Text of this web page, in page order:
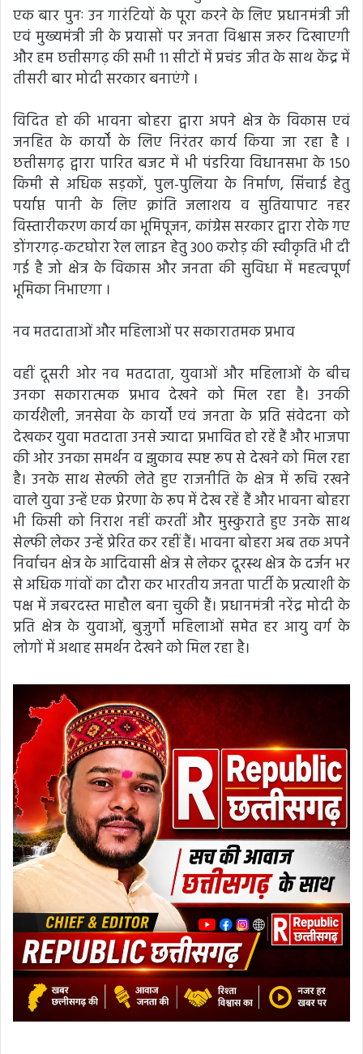
एक बार पुनः उन गारंटियों के पूरा करने के लिए प्रधानमंत्री जी
एवं मुख्यमंत्री जी के प्रयासों पर जनता विश्वास जरुर दिखाएगी
और हम छत्तीसगढ़ की सभी 11 सीटों में प्रचंड जीत के साथ केंद्र में
तीसरी बार मोदी सरकार बनाएंगे ।
विदित हो की भावना बोहरा द्वारा अपने क्षेत्र के विकास एवं
जनहित के कार्यों के लिए निरंतर कार्य किया जा रहा है l
छत्तीसगढ़ द्वारा पारित बजट में भी पंडरिया विधानसभा के 150
किमी से अधिक सड़कों, पुल-पुलिया के निर्माण, सिंचाई हेतु
पर्याप्त पानी के लिए क्रांति जलाशय व सुतियापाट नहर
विस्तारीकरण कार्य का भूमिपूजन, कांग्रेस सरकार द्वारा रोके गए
डोंगरगढ़-कटघोरा रेल लाइन हेतु 300 करोड़ की स्वीकृति भी दी
गई है जो क्षेत्र के विकास और जनता की सुविधा में महत्वपूर्ण
भूमिका निभाएगा ।
नव मतदाताओं और महिलाओं पर सकारातमक प्रभाव
वहीं दूसरी ओर नव मतदाता, युवाओं और महिलाओं के बीच
उनका सकारात्मक प्रभाव देखने को मिल रहा है। उनकी
कार्यशैली, जनसेवा के कार्यों एवं जनता के प्रति संवेदना को
देखकर युवा मतदाता उनसे ज्यादा प्रभावित हो रहें हैं और भाजपा
की ओर उनका समर्थन व झुकाव स्पष्ट रूप से देखने को मिल रहा
है। उनके साथ सेल्फी लेते हुए राजनीति के क्षेत्र में रूचि रखने
वाले युवा उन्हें एक प्रेरणा के रूप में देख रहें हैं और भावना बोहरा
भी किसी को निराश नहीं करतीं और मुस्कुराते हुए उनके साथ
सेल्फी लेकर उन्हें प्रेरित कर रहीं हैं। भावना बोहरा अब तक अपने
निर्वाचन क्षेत्र के आदिवासी क्षेत्र से लेकर दूरस्थ क्षेत्र के दर्जन भर
से अधिक गांवों का दौरा कर भारतीय जनता पार्टी के प्रत्याशी के
पक्ष में जबरदस्त माहौल बना चुकी हैं। प्रधानमंत्री नरेंद्र मोदी के
प्रति क्षेत्र के युवाओं, बुजुर्गों महिलाओं समेत हर आयु वर्ग के
लोगों में अथाह समर्थन देखने को मिल रहा है।